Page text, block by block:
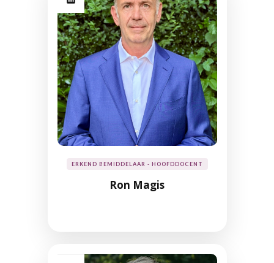
ERKEND BEMIDDELAAR - HOOFDDOCENT
Ron Magis